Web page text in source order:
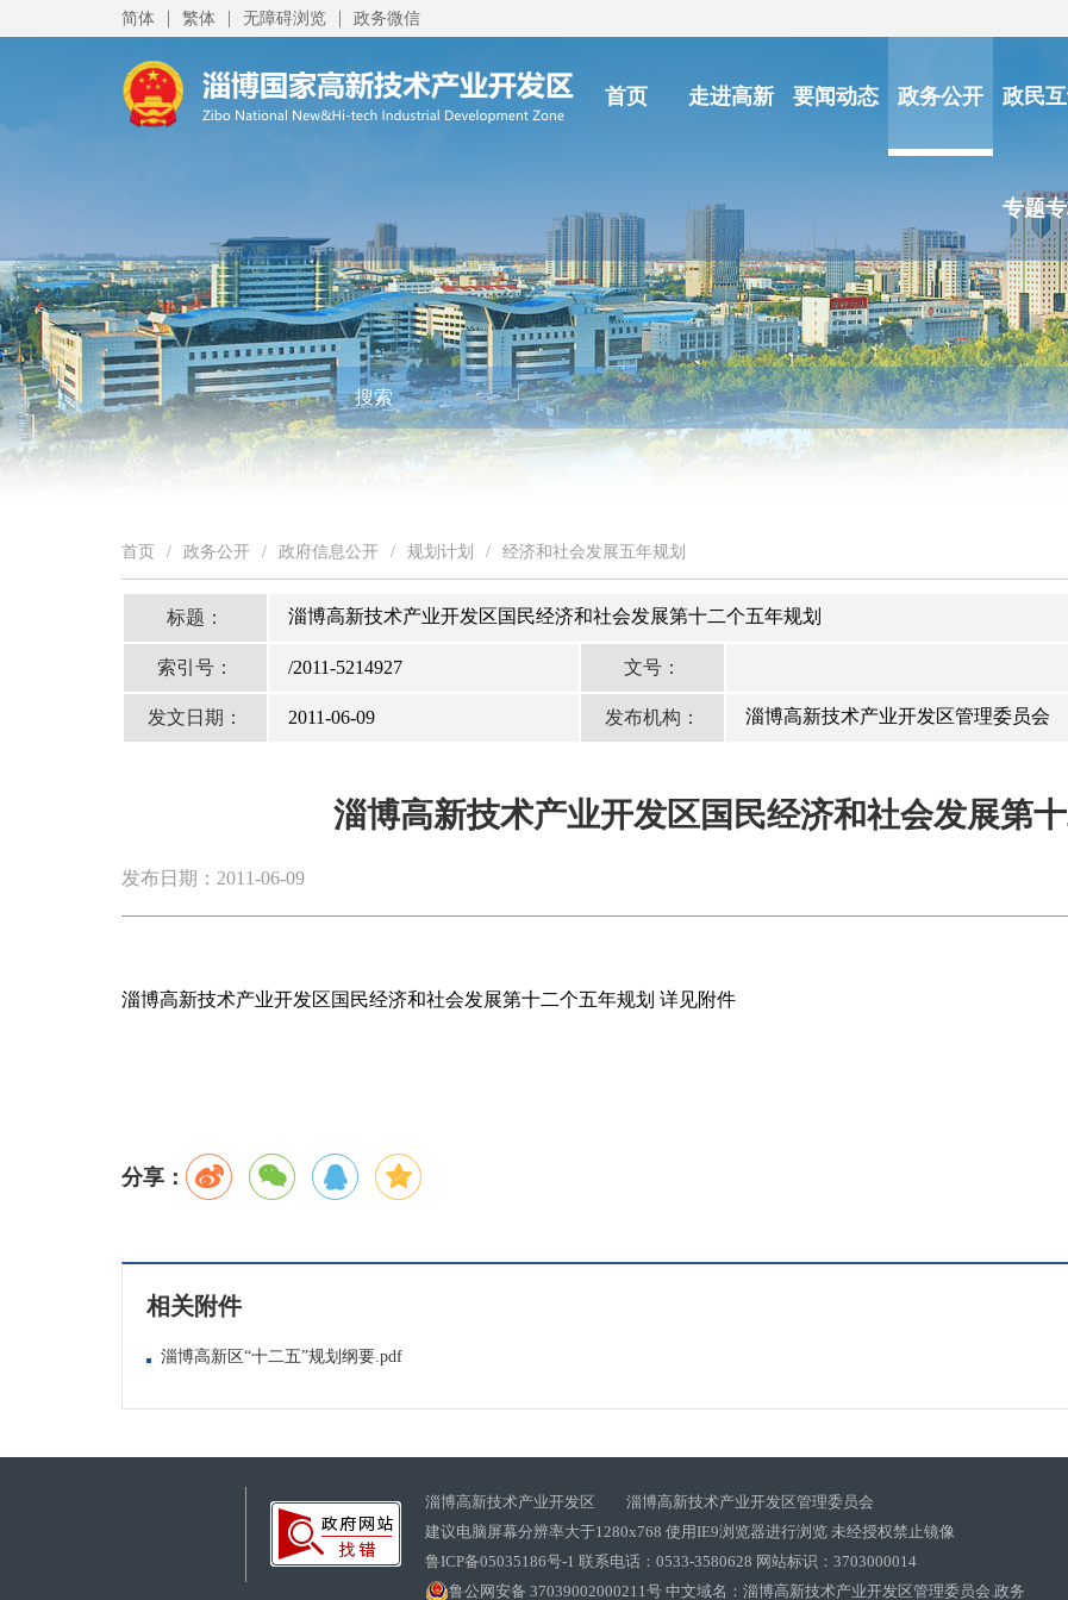
简体 | 繁体 | 无障碍浏览 | 政务微信
首页 走进高新 要闻动态 政务公开 政民
专题
首页 / 政务公开 / 政府信息公开 / 规划计划 / 经济和社会发展五年规划
标题： 淄博高新技术产业开发区国民经济和社会发展第十二个五年规划
索引号： /2011-5214927 文号：
发文日期： 2011-06-09 发布机构： 淄博高新技术产业开发区管理委员会
淄博高新技术产业开发区国民经济和社会发展第
发布日期：2011-06-09
淄博高新技术产业开发区国民经济和社会发展第十二个五年规划 详见附件
分享：
相关附件
淄博高新区“十二五”规划纲要.pdf
淄博高新技术产业开发区 淄博高新技术产业开发区管理委员会
建议电脑屏幕分辨率大于1280x768 使用IE9浏览器进行浏览 未经授权禁止镜像
鲁ICP备05035186号-1 联系电话：0533-3580628 网站标识：3703000014
鲁公网安备 37039002000211号 中文域名：淄博高新技术产业开发区管理委员会.政务